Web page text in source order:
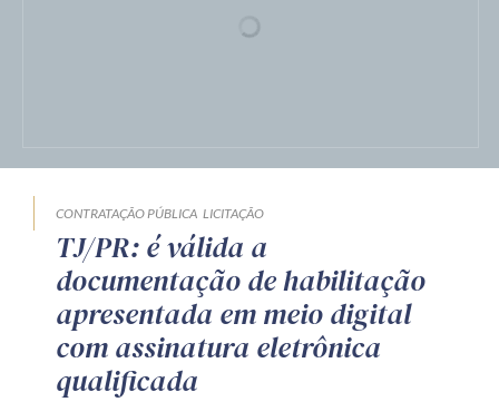
CONTRATAÇÃO PÚBLICA LICITAÇÃO
TJ/PR: é válida a
documentação de habilitação
apresentada em meio digital
com assinatura eletrônica
qualificada